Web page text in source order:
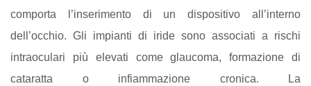
comporta l’inserimento di un dispositivo all’interno
dell’occhio. Gli impianti di iride sono associati a rischi
intraoculari più elevati come glaucoma, formazione di
cataratta o infiammazione cronica. La